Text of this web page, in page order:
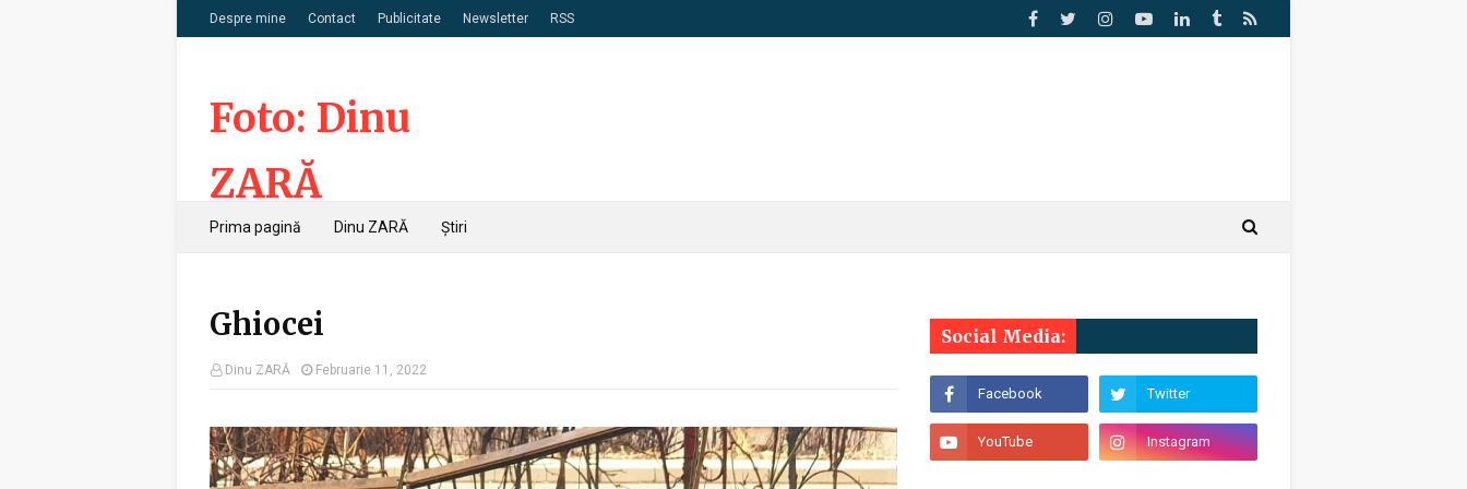
Despre mine Contact Publicitate Newsletter RSS
Foto: Dinu
ZARĂ
Prima pagină Dinu ZARĂ Știri
Ghiocei
Dinu ZARĂ Februarie 11, 2022
Social Media: